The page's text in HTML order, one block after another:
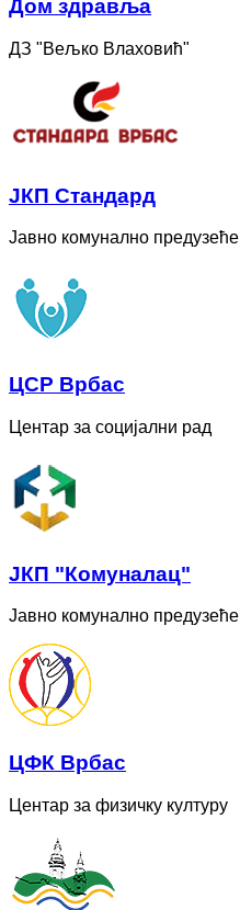
Дом здравља
ДЗ "Вељко Влаховић"
ЈКП Стандард
Јавно комунално предузеће
ЦСР Врбас
Центар за социјални рад
ЈКП "Комуналац"
Јавно комунално предузеће
ЦФК Врбас
Центар за физичку културу